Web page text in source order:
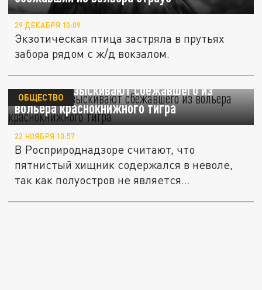
29 ДЕКАБРЯ 10:09
Экзотическая птица застряла в прутьях
забора рядом с ж/д вокзалом.
В Крыму разыскивают сбежавшего из
вольера краснокнижного тигра
ОБЩЕСТВО
22 НОЯБРЯ 10:57
В Росприроднадзоре считают, что
пятнистый хищник содержался в неволе,
так как полуостров не является...